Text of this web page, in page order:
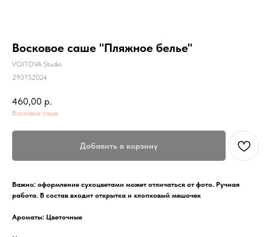
Восковое саше "Пляжное белье"
VOITOVA Studio
293752024
460,00 р.
Восковое саше
Добавить в корзину
Важно: оформление сухоцветами может отличаться от фото. Ручная
работа. В состав входит открытка и хлопковый мешочек
Ароматы: Цветочные